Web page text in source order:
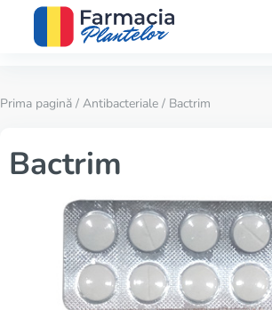
Prima pagină / Antibacteriale / Bactrim
Bactrim